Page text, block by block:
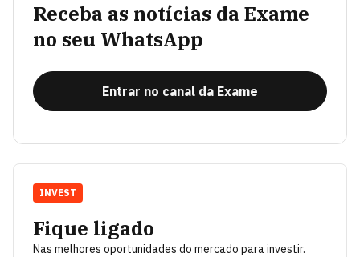
Receba as notícias da Exame
no seu WhatsApp
Entrar no canal da Exame
Fique ligado
Nas melhores oportunidades do mercado para investir.
INVEST